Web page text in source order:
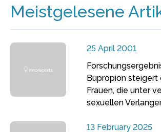
Meistgelesene
25 April 2001
Bupropion steigert
Frauen, die unter
sexuellen
13 February 2025